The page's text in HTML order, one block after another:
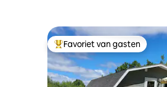
Topfavoriet van gasten
Favoriet van gasten